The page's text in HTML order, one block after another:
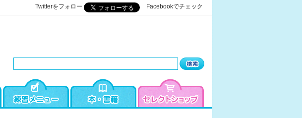
Twitterをフォロー Facebookでチェック